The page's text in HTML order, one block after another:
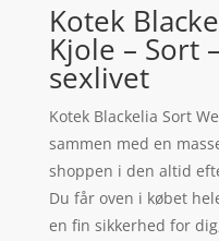
Kotek
Kjole – Sort
sexlivet
Kotek Blackelia Sort
sammen med en
shoppen i den altid
Du får oven i købet
en fin sikkerhed for